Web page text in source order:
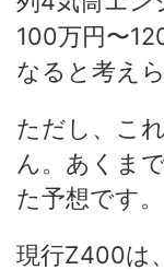
100万円〜
なると考え
ただし、こ
ん。あくま
た予想です。
現行Z400は